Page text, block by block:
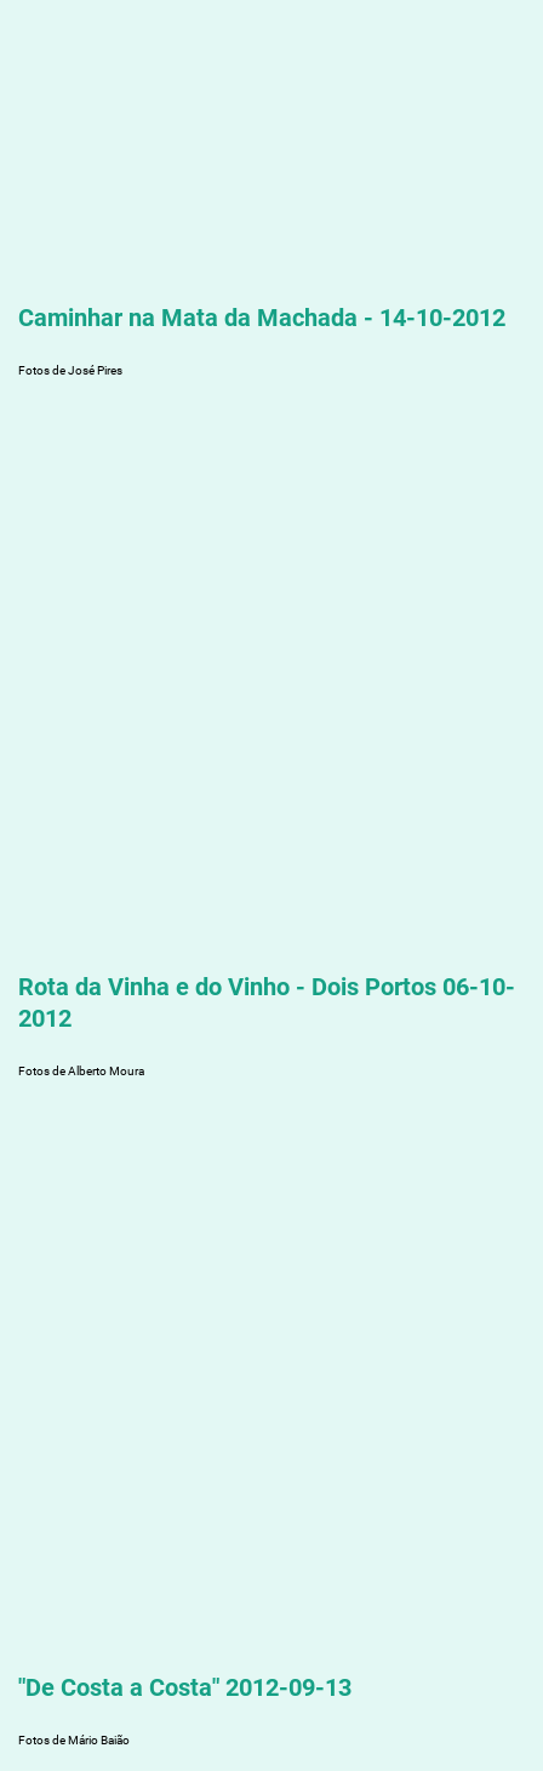
Caminhar na Mata da Machada - 14-10-2012
Fotos de José Pires
Rota da Vinha e do Vinho - Dois Portos 06-10-
2012
Fotos de Alberto Moura
"De Costa a Costa" 2012-09-13
Fotos de Mário Baião